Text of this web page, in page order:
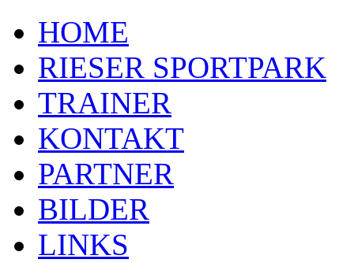
HOME
RIESER SPORTPARK
TRAINER
KONTAKT
PARTNER
BILDER
LINKS